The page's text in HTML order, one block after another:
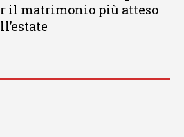
il matrimonio più atteso